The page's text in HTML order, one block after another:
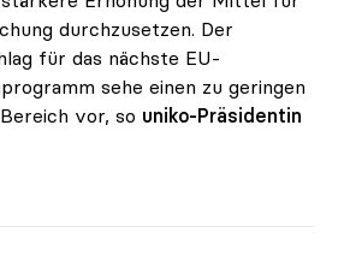
durchzusetzen. Der
für das nächste EU-
sehe einen zu geringen
vor, so uniko-Präsidentin
wollen Fassmann als Anwalt der